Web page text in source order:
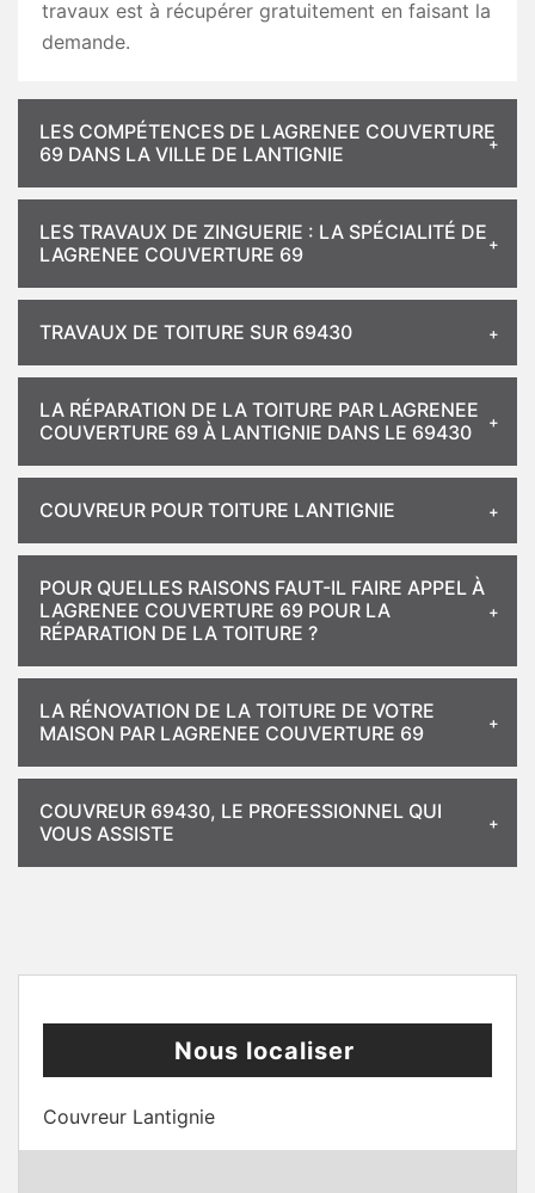
travaux est à récupérer gratuitement en faisant la
demande.
LES COMPÉTENCES DE LAGRENEE COUVERTURE
69 DANS LA VILLE DE LANTIGNIE
LES TRAVAUX DE ZINGUERIE : LA SPÉCIALITÉ DE
LAGRENEE COUVERTURE 69
TRAVAUX DE TOITURE SUR 69430
LA RÉPARATION DE LA TOITURE PAR LAGRENEE
COUVERTURE 69 À LANTIGNIE DANS LE 69430
COUVREUR POUR TOITURE LANTIGNIE
POUR QUELLES RAISONS FAUT-IL FAIRE APPEL À
LAGRENEE COUVERTURE 69 POUR LA
RÉPARATION DE LA TOITURE ?
LA RÉNOVATION DE LA TOITURE DE VOTRE
MAISON PAR LAGRENEE COUVERTURE 69
COUVREUR 69430, LE PROFESSIONNEL QUI
VOUS ASSISTE
Nous localiser
Couvreur Lantignie